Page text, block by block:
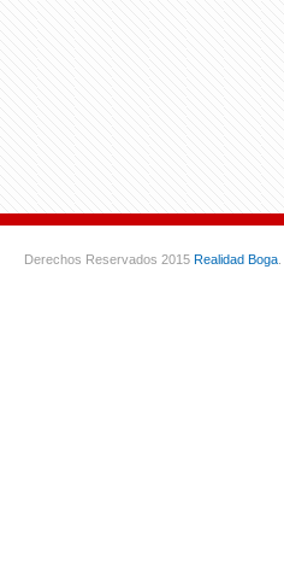
Derechos Reservados 2015 Realidad Boga